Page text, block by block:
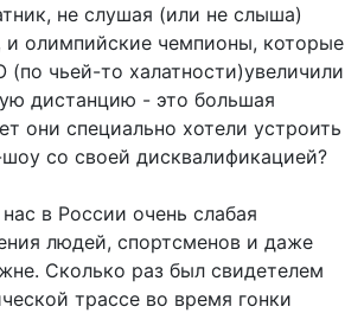
не слушая (или не слыша)
и олимпийские чемпионы, которые
чьей-то халатности)увеличили
дистанцию - это большая
они специально хотели устроить
шоу со своей дисквалификацией?
в России очень слабая
людей, спортсменов и даже
Сколько раз был свидетелем
трассе во время гонки